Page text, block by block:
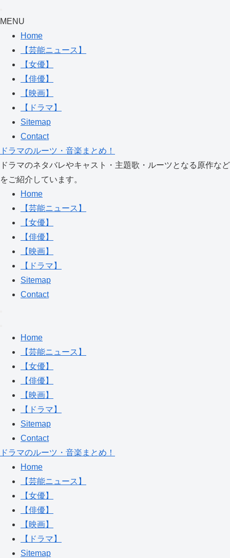
MENU
Home
【芸能ニュース】
【女優】
【俳優】
【映画】
【ドラマ】
Sitemap
Contact
ドラマのルーツ・音楽まとめ！
ドラマのネタバレやキャスト・主題歌・ルーツとなる原作など
をご紹介しています。
Home
【芸能ニュース】
【女優】
【俳優】
【映画】
【ドラマ】
Sitemap
Contact
Home
【芸能ニュース】
【女優】
【俳優】
【映画】
【ドラマ】
Sitemap
Contact
ドラマのルーツ・音楽まとめ！
Home
【芸能ニュース】
【女優】
【俳優】
【映画】
【ドラマ】
Sitemap